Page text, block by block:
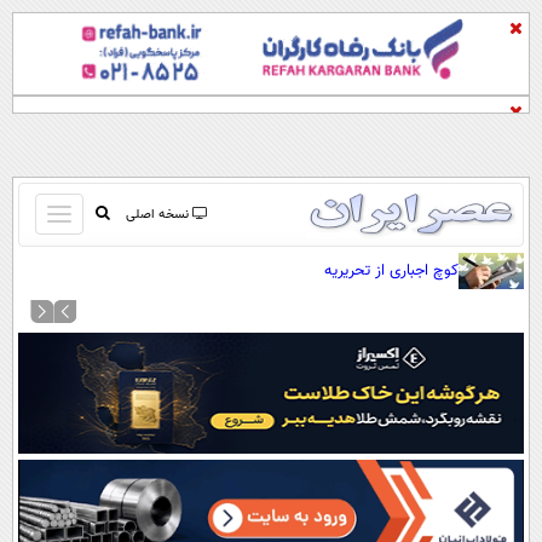
نسخه اصلی
باز
و
کردن
آرشیو
نظرسنجی
آب و هوا
اوقات شرعی
سواد زندگی
کوچ اجباری از تحریریه